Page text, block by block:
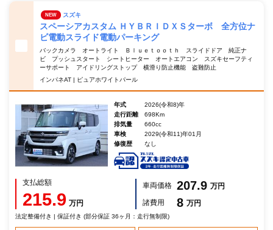
NEW スズキ
スペーシアカスタム ＨＹＢＲＩＤＸＳターボ 全方位ナ
ビ電動スライド電動パーキング
バックカメラ オートライト Ｂｌｕｅｔｏｏｔｈ スライドドア 純正ナ
ビ プッシュスタート シートヒーター オートエアコン スズキセーフティ
ーサポート アイドリングストップ 横滑り防止機能 盗難防止
インパネAT | ピュアホワイトパール
年式
2026(令和8)年
走行距離
698Km
排気量
660cc
車検
2029(令和11)年01月
修復歴
なし
支払総額
215.9 万円
車両価格 207.9 万円
諸費用
8 万円
法定整備付き | 保証付き (部分保証 36ヶ月：走行無制限)